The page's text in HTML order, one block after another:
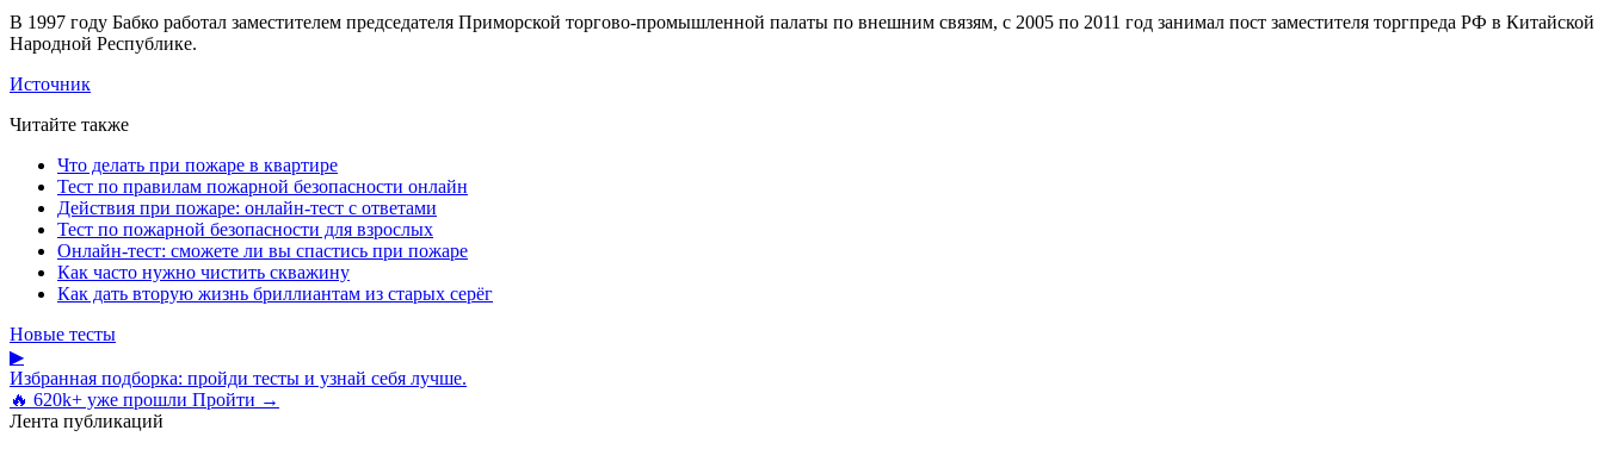
В 1997 году Бабко работал заместителем председателя Приморской торгово-промышленной палаты по внешним связям, с 2005 по 2011 год занимал пост заместителя торгпреда РФ в Китайской
Народной Республике.
Источник
Читайте также
Что делать при пожаре в квартире
Тест по правилам пожарной безопасности онлайн
Действия при пожаре: онлайн-тест с ответами
Тест по пожарной безопасности для взрослых
Онлайн-тест: сможете ли вы спастись при пожаре
Как часто нужно чистить скважину
Как дать вторую жизнь бриллиантам из старых серёг
Новые тесты
▶
Избранная подборка: пройди тесты и узнай себя лучше.
🔥 620k+ уже прошли Пройти →
Лента публикаций